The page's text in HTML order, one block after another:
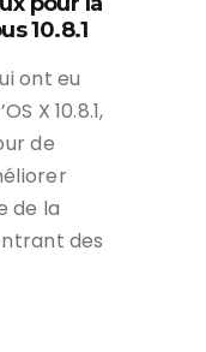
10.8.1
ont eu
X 10.8.1,
de
de la
des